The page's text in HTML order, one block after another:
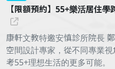
【限額預約】55+樂活居住
康軒文教特邀安慎診所院長
空間設計專家，從不同專業
考55+理想生活的更多可能。